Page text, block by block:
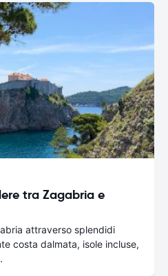
tra Zagabria e
attraverso splendidi
costa dalmata, isole incluse,